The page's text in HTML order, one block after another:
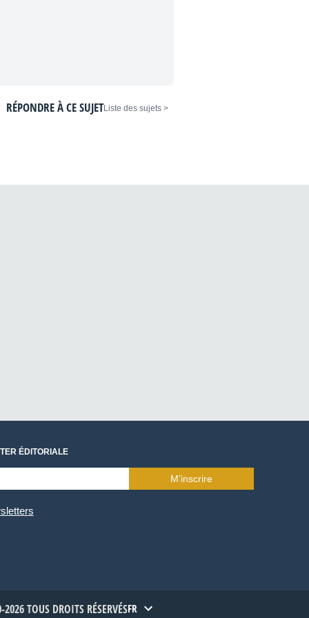
< Liste des sujets
RÉPONDRE À CE SUJET
ÉDITORIALE
M’inscrire
TOUS DROITS RÉSERVÉSFR